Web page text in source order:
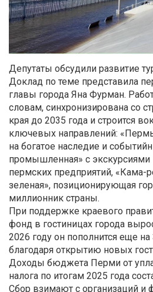
Депутаты обсудили развитие
Доклад по теме представила
главы города Яна Фурман.
словам, синхронизирована со
края до 2035 года и строится
ключевых направлений:
на богатое наследие и
промышленная» с экскурсиями
пермских предприятий, «Кама-
зеленая», позиционирующая
миллионник страны.
При поддержке краевого
фонд в гостиницах города
2026 году он пополнится еще
благодаря открытию новых
Доходы бюджета Перми от
налога по итогам 2025 года
Сбор взимают с организаций и